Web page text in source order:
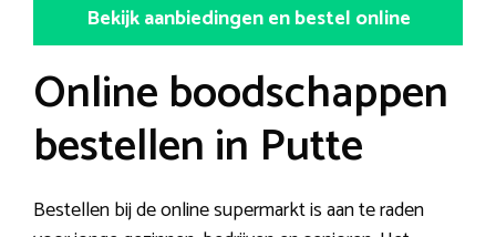
Bekijk aanbiedingen en bestel online
Online boodschappen
bestellen in Putte
Bestellen bij de online supermarkt is aan te raden